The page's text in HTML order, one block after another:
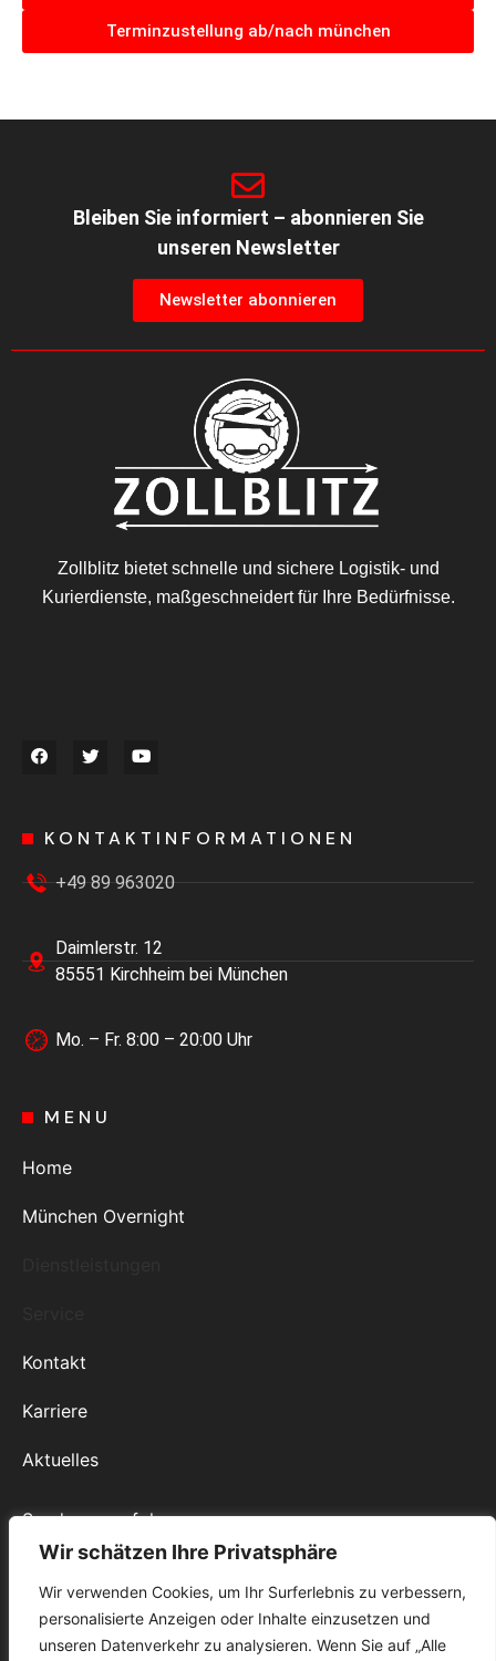
Wir schätzen Ihre Privatsphäre
Wir verwenden Cookies, um Ihr Surferlebnis zu verbessern,
personalisierte Anzeigen oder Inhalte einzusetzen und
unseren Datenverkehr zu analysieren. Wenn Sie auf „Alle
Terminzustellung ab/nach münchen
Bleiben Sie informiert – abonnieren Sie
unseren Newsletter
Newsletter abonnieren
Zollblitz bietet schnelle und sichere Logistik- und
Kurierdienste, maßgeschneidert für Ihre Bedürfnisse.
KONTAKTINFORMATIONEN
+49 89 963020
Daimlerstr. 12
85551 Kirchheim bei München
Mo. – Fr. 8:00 – 20:00 Uhr
MENU
Home
München Overnight
Kontakt
Karriere
Aktuelles
Sendungsverfolgung
Impressum